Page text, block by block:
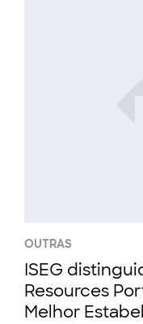
OUTRAS
ISEG
Resources
Melhor